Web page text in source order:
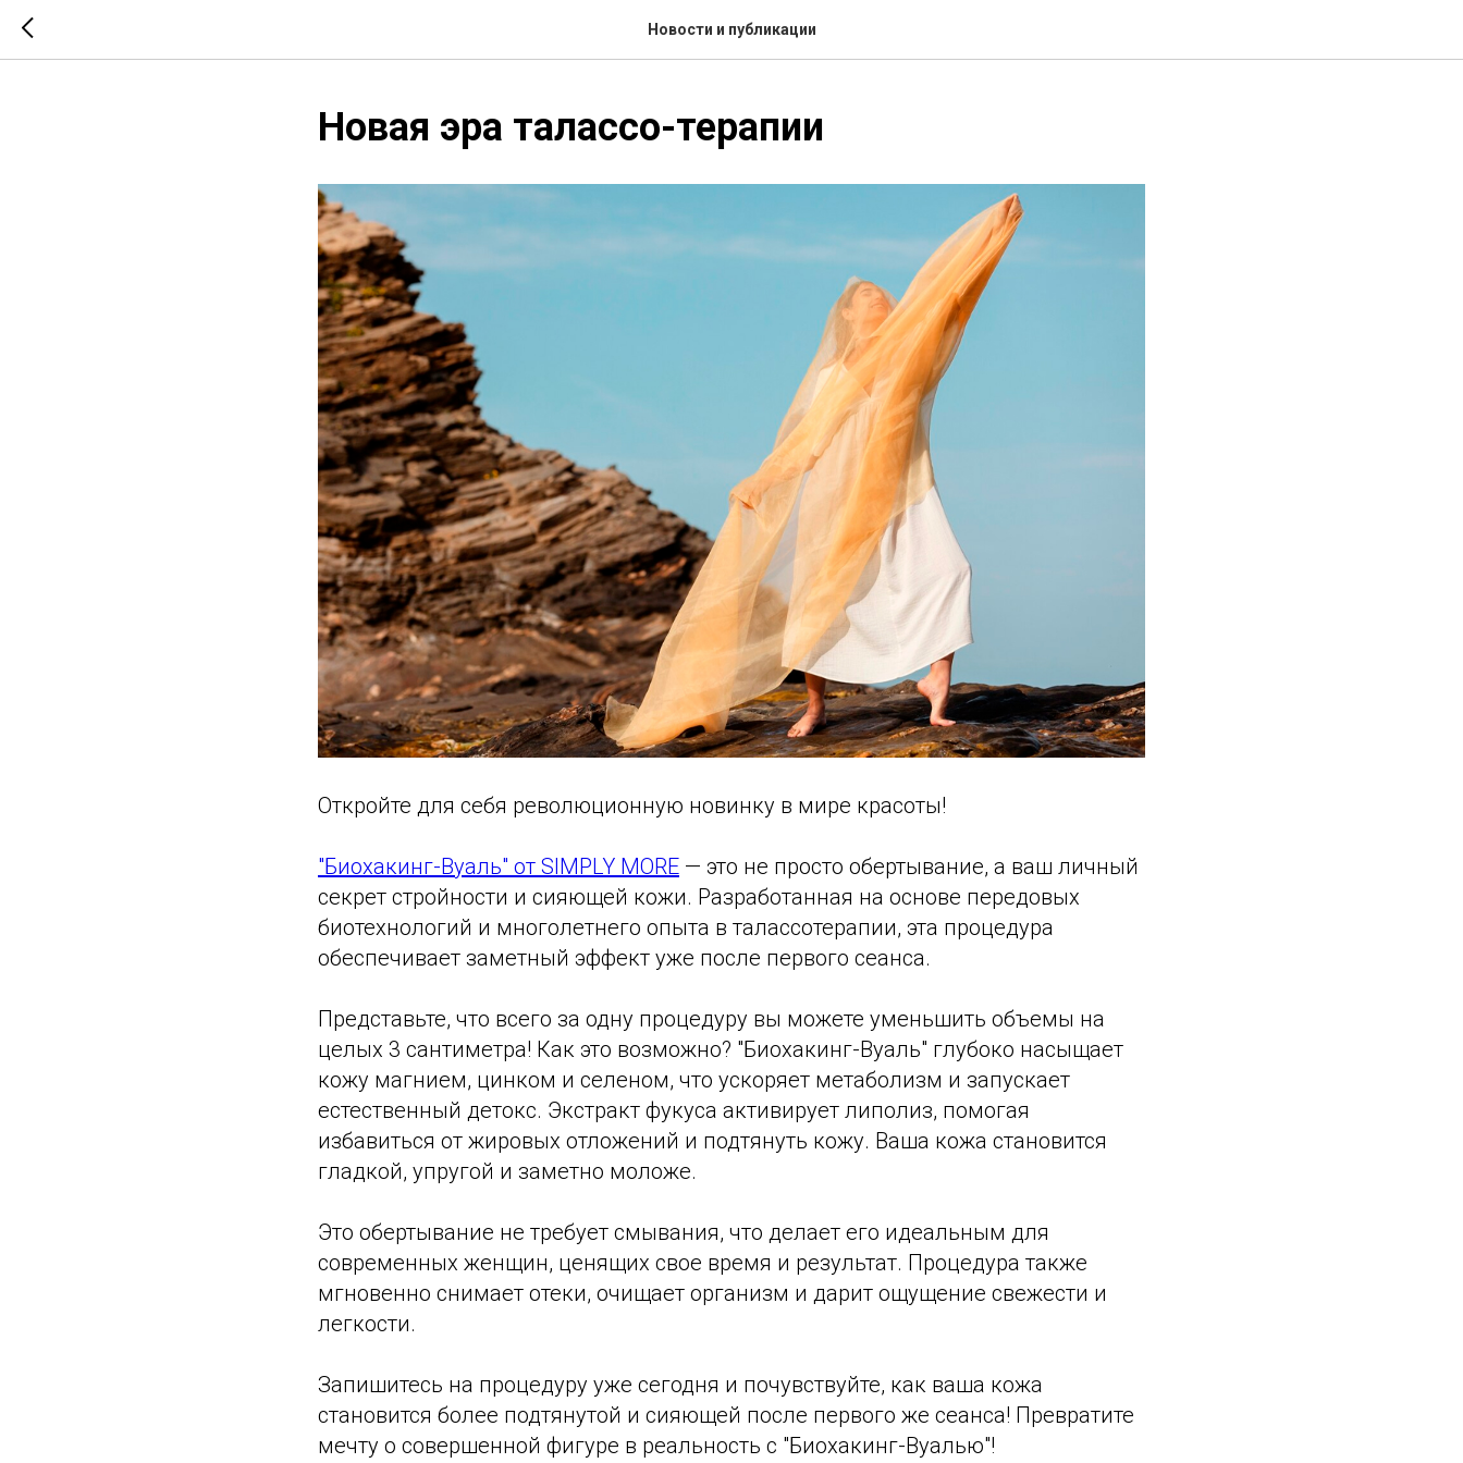
Новости и публикации
Новая эра талассо-терапии
Откройте для себя революционную новинку в мире красоты!
"Биохакинг-Вуаль" от SIMPLY MORE — это не просто обертывание, а ваш личный
секрет стройности и сияющей кожи. Разработанная на основе передовых
биотехнологий и многолетнего опыта в талассотерапии, эта процедура
обеспечивает заметный эффект уже после первого сеанса.
Представьте, что всего за одну процедуру вы можете уменьшить объемы на
целых 3 сантиметра! Как это возможно? "Биохакинг-Вуаль" глубоко насыщает
кожу магнием, цинком и селеном, что ускоряет метаболизм и запускает
естественный детокс. Экстракт фукуса активирует липолиз, помогая
избавиться от жировых отложений и подтянуть кожу. Ваша кожа становится
гладкой, упругой и заметно моложе.
Это обертывание не требует смывания, что делает его идеальным для
современных женщин, ценящих свое время и результат. Процедура также
мгновенно снимает отеки, очищает организм и дарит ощущение свежести и
легкости.
Запишитесь на процедуру уже сегодня и почувствуйте, как ваша кожа
становится более подтянутой и сияющей после первого же сеанса! Превратите
мечту о совершенной фигуре в реальность с "Биохакинг-Вуалью"!